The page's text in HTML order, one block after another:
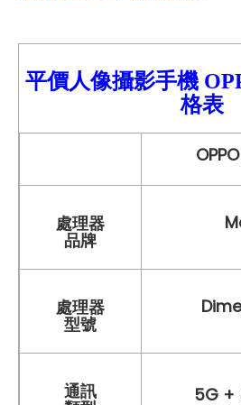
平價人像攝影手機
格表
處理器
品牌
處理器
型號
通訊 5G +